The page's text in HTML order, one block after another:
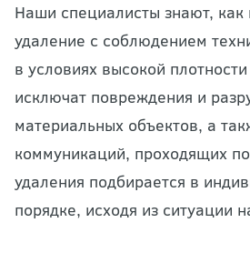
Наши специалисты знают, как
удаление с соблюдением
в условиях высокой
исключат повреждения и
материальных объектов, а
коммуникаций, проходящих
удаления подбирается в
порядке, исходя из ситуации